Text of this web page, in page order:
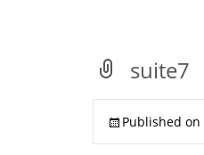
suite7
Published on